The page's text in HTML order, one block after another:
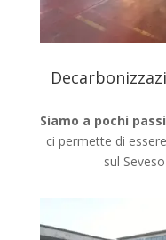
Siamo a pochi
ci permette di
sul Seveso